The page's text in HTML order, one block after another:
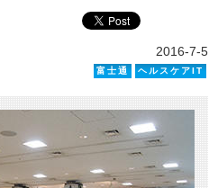
2016-7-5
富士通 ヘルスケアIT